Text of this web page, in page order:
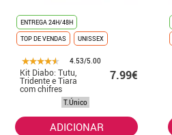
ENTREGA 24H/48H
TOP DE VENDAS
UNISSEX
4.53/5.00
Kit Diabo: Tutu,
Tridente e Tiara
com chifres
7.99€
T.Único
ADICIONAR